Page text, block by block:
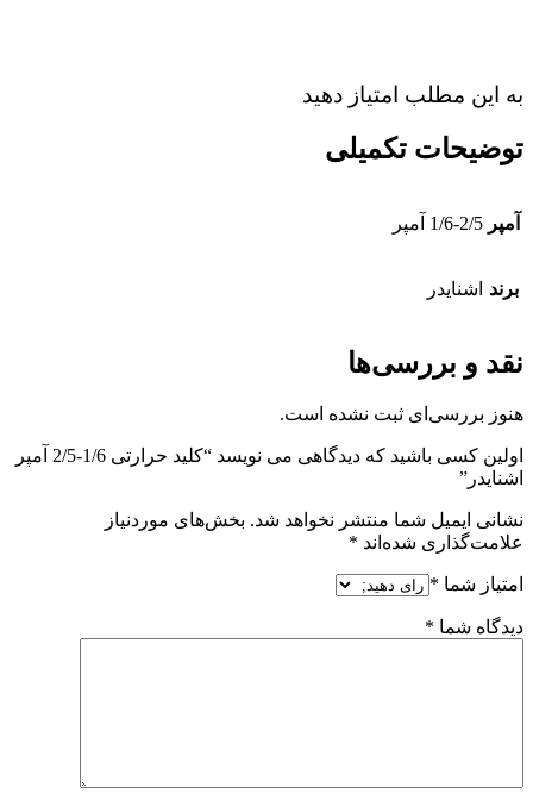
به این مطلب امتیاز دهید
توضیحات تکمیلی
آمپر 1/6-2/5 آمپر
برند اشنایدر
نقد و بررسی‌ها
هنوز بررسی‌ای ثبت نشده است.
اولین کسی باشید که دیدگاهی می نویسد “کلید حرارتی 1/6-2/5 آمپر
اشنایدر”
نشانی ایمیل شما منتشر نخواهد شد. بخش‌های موردنیاز
علامت‌گذاری شده‌اند *
امتیاز شما *
دیدگاه شما *